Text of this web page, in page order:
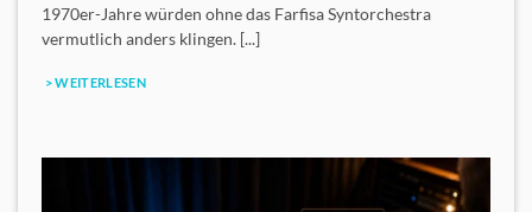
1970er-Jahre würden ohne das Farfisa Syntorchestra
vermutlich anders klingen. [...]
> WEITERLESEN